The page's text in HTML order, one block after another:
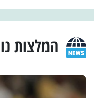
המלצות